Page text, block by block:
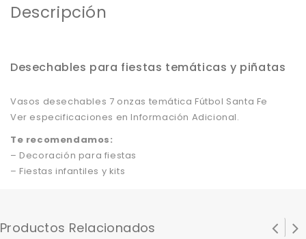
Descripción
Desechables para fiestas temáticas y piñatas
Vasos desechables 7 onzas temática Fútbol Santa Fe
Ver especificaciones en Información Adicional.
Te recomendamos:
– Decoración para fiestas
– Fiestas infantiles y kits
Productos Relacionados